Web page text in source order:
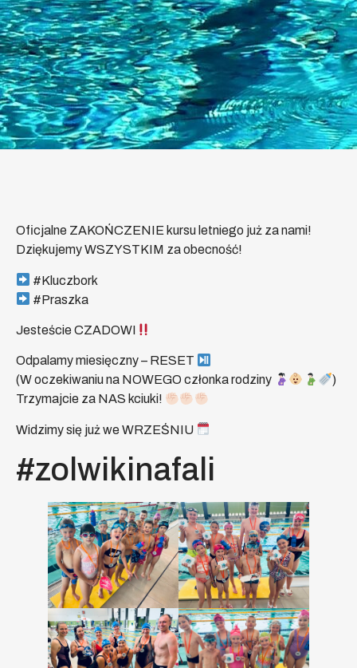
Oficjalne ZAKOŃCZENIE kursu letniego już za nami!
Dziękujemy WSZYSTKIM za obecność!
#Kluczbork
#Praszka
Jesteście CZADOWI
Odpalamy miesięczny – RESET
(W oczekiwaniu na NOWEGO członka rodziny
)
Trzymajcie za NAS kciuki!
Widzimy się już we WRZEŚNIU
#zolwikinafali